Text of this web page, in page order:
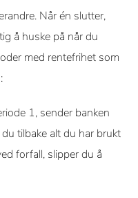
Når én slutter,
å huske på når du
med rentefrihet som
1, sender banken
du tilbake alt du har brukt
forfall, slipper du å